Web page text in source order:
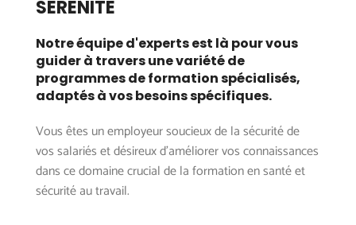
SÉRÉNITÉ
Notre équipe d'experts est là pour vous
guider à travers une variété de
programmes de formation spécialisés,
adaptés à vos besoins spécifiques.
Vous êtes un employeur soucieux de la sécurité de
vos salariés et désireux d’améliorer vos connaissances
dans ce domaine crucial de la formation en santé et
sécurité au travail.